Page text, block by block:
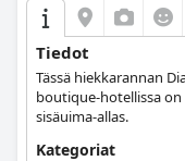
Tiedot
Tässä hiekkarannan
boutique-hotellissa on
sisäuima-allas.
Kategoriat